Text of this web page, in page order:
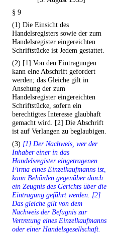
§ 9
(1) Die Einsicht des
Handelsregisters sowie der zum
Handelsregister eingereichten
Schriftstücke ist Jedem gestattet.
(2) [1] Von den Eintragungen
kann eine Abschrift gefordert
werden; das Gleiche gilt in
Ansehung der zum
Handelsregister eingereichten
Schriftstücke, sofern ein
berechtigtes Interesse glaubhaft
gemacht wird. [2] Die Abschrift
ist auf Verlangen zu beglaubigen.
(3) [1] Der Nachweis, wer der
Inhaber einer in das
Handelsregister eingetragenen
Firma eines Einzelkaufmanns ist,
kann Behörden gegenüber durch
ein Zeugnis des Gerichts über die
Eintragung geführt werden. [2]
Das gleiche gilt von dem
Nachweis der Befugnis zur
Vertretung eines Einzelkaufmanns
oder einer Handelsgesellschaft.